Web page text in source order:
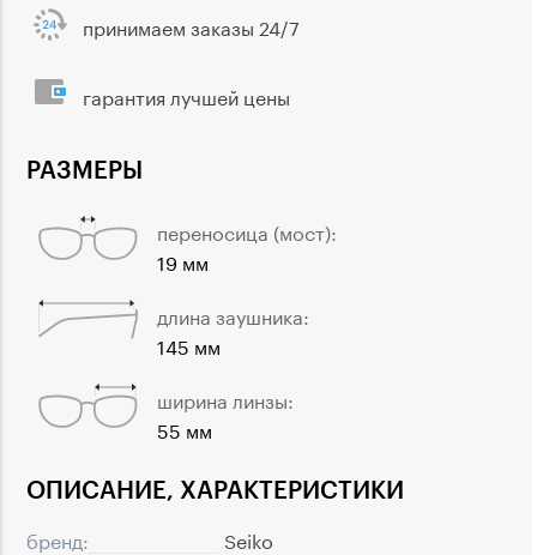
ОПИСАНИЕ, ХАРАКТЕРИСТИКИ
бренд:
Seiko
РАЗМЕРЫ
переносица (мост):
19 мм
длина заушника:
145 мм
ширина линзы:
55 мм
принимаем заказы 24/7
гарантия лучшей цены